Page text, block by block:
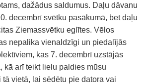
dažādus saldumus. Daļu dāvanu
decembrī svētku pasākumā, bet daļu
Ziemassvētku eglītes. Vēlos
nepalika vienaldzīgi un piedalījās
kas 7. decembrī uzstājās
kā arī teikt lielu paldies mūsu
tā vietā, lai sēdētu pie datora vai